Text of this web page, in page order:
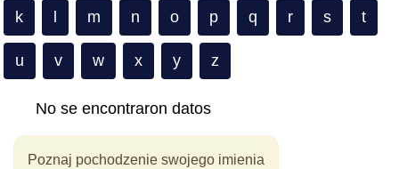
k m n o p q r s t
u v w x y z
No se encontraron datos
Poznaj pochodzenie swojego imienia